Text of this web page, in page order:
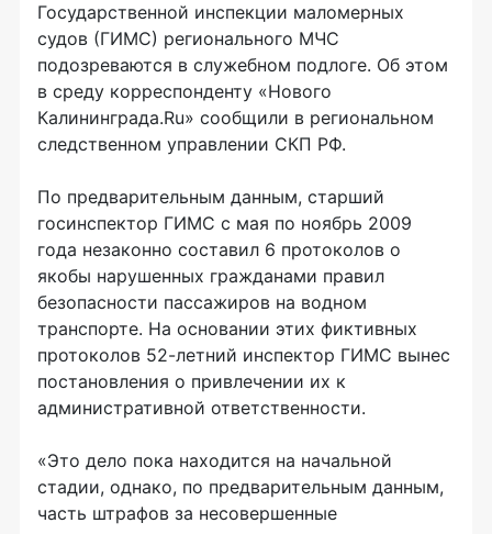
Государственной инспекции маломерных
судов (ГИМС) регионального МЧС
подозреваются в служебном подлоге. Об этом
в среду корреспонденту «Нового
Калининграда.Ru» сообщили в региональном
следственном управлении СКП РФ.
По предварительным данным, старший
госинспектор ГИМС с мая по ноябрь 2009
года незаконно составил 6 протоколов о
якобы нарушенных гражданами правил
безопасности пассажиров на водном
транспорте. На основании этих фиктивных
протоколов 52-летний инспектор ГИМС вынес
постановления о привлечении их к
административной ответственности.
«Это дело пока находится на начальной
стадии, однако, по предварительным данным,
часть штрафов за несовершенные